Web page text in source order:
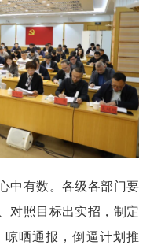
有数。各级各部门要
对照目标出实招，制定
晒通报，倒逼计划推